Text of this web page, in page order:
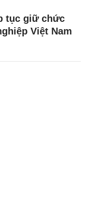
tục giữ chức
Việt Nam